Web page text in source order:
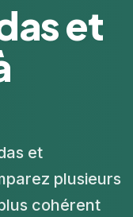
et
et
plusieurs
cohérent